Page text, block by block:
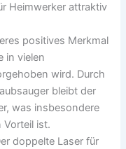
Heimwerker attraktiv
positives Merkmal
in vielen
wird. Durch
bleibt der
was insbesondere
Vorteil ist.
doppelte Laser für